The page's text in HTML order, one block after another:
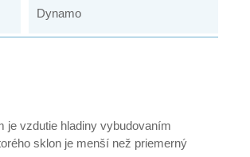
Dynamo
je vzdutie hladiny vybudovaním
sklon je menší než priemerný